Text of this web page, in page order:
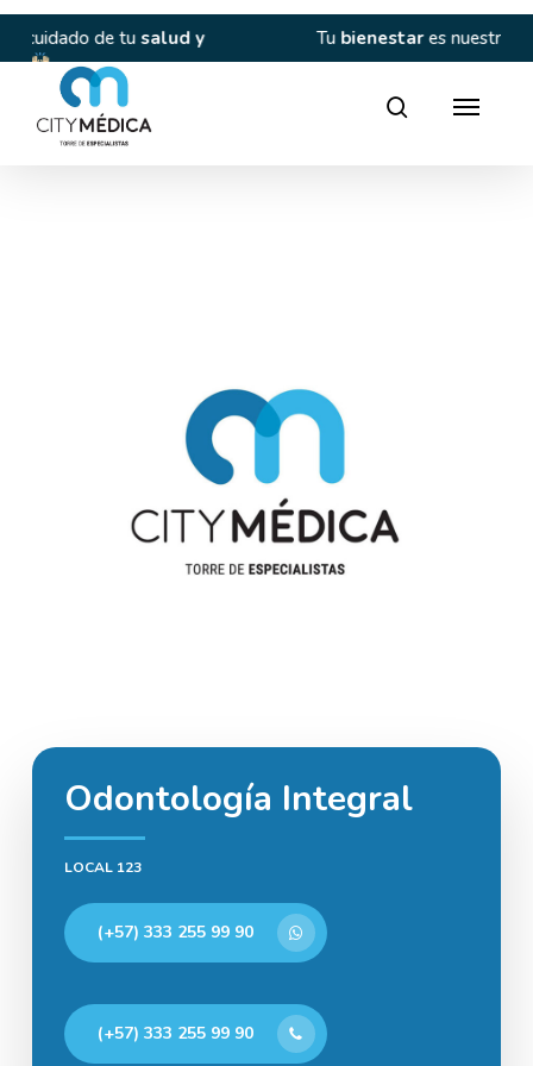
Skip
main
content
salud y Tu es nuestra prioridad.
search
Odontología Integral
LOCAL 123
(+57) 333 255 99 90
(+57) 333 255 99 90